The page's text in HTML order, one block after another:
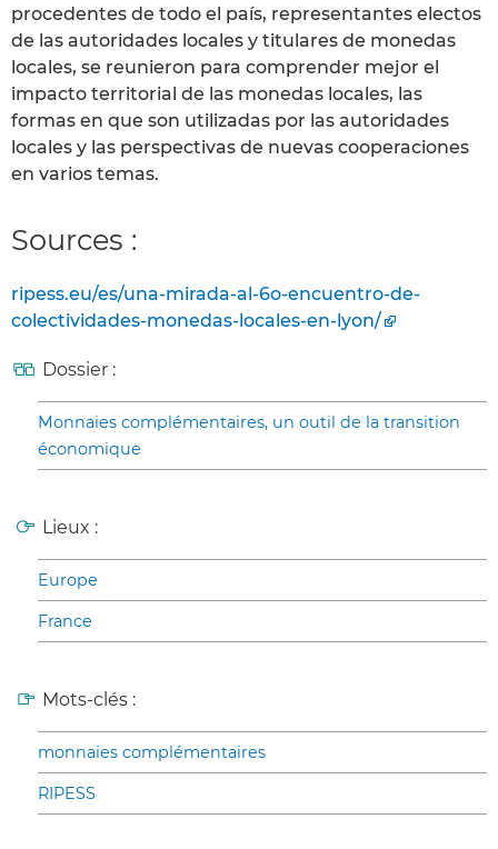
procedentes de todo el país, representantes electos
de las autoridades locales y titulares de monedas
locales, se reunieron para comprender mejor el
impacto territorial de las monedas locales, las
formas en que son utilizadas por las autoridades
locales y las perspectivas de nuevas cooperaciones
en varios temas.
Sources :
ripess.eu/es/una-mirada-al-6o-encuentro-de-
colectividades-monedas-locales-en-lyon/
Dossier :
Monnaies complémentaires, un outil de la transition
économique
Lieux :
Europe
France
Mots-clés :
monnaies complémentaires
RIPESS